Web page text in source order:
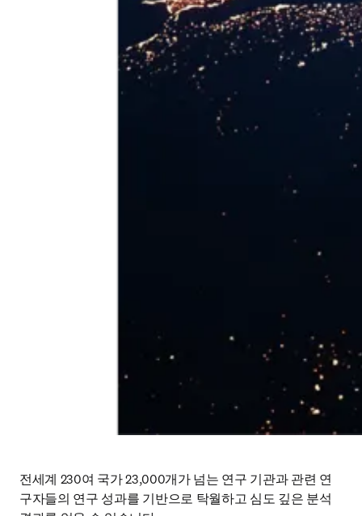
전세계 230여 국가 23,000개가 넘는 연구 기관과 관련 연
구자들의 연구 성과를 기반으로 탁월하고 심도 깊은 분석